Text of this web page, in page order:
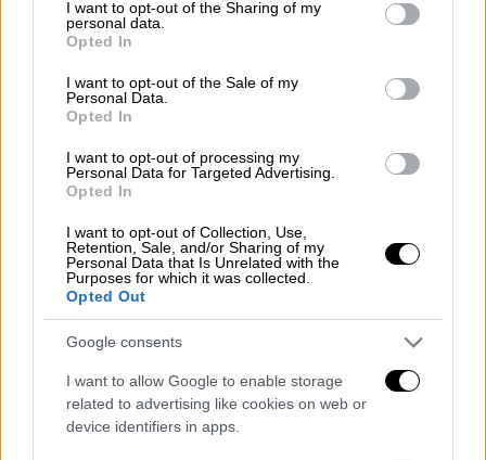
not limited to your visit or usage behaviour. You may click to
grant or deny consent to Google and its third-party tags to
use your data for below specified purposes in below Google
consent section.
I want to opt-out of the Sharing of my
personal data.
Opted In
I want to opt-out of the Sale of my
Personal Data.
Opted In
I want to opt-out of processing my
Personal Data for Targeted Advertising.
Opted In
I want to opt-out of Collection, Use,
Retention, Sale, and/or Sharing of my
Personal Data that Is Unrelated with the
Purposes for which it was collected.
Opted Out
Google consents
I want to allow Google to enable storage
related to advertising like cookies on web or
device identifiers in apps.
video
«Πού είναι τα αποδεικτικά στοιχεία;»
ισχυρισμών σχετικά με άτομα που πίστευε
ότι είχαν διωχθεί άδικα, ο Γουέλκερ
αντέδρασε, επισημαίνοντας επανειλημμένα
ότι οΤραμπ δεν είχε προσκομίσει κανένα
αποδεικτικό στοιχείο
για να υποστηρίξει
τους ισχυρισμούς του.
Όπως μεταδίδει τοForbes